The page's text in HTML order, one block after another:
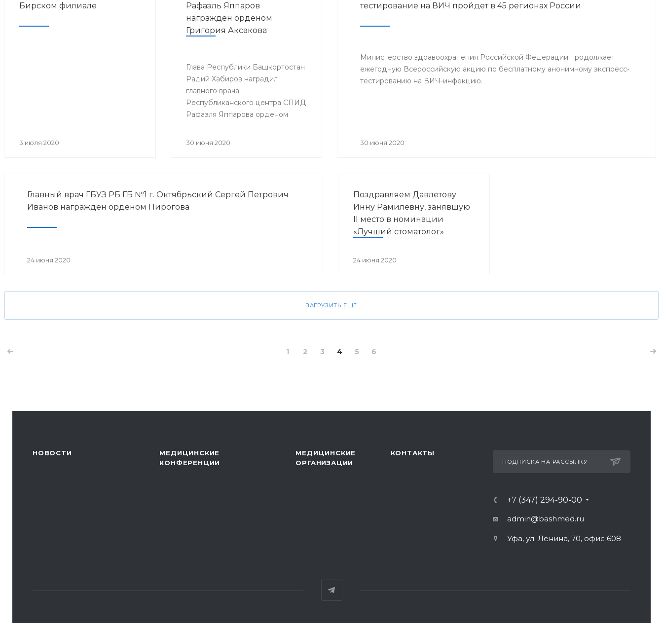
Бирском филиале
3 июля 2020
Рафаэль Яппаров
награжден орденом
Григория Аксакова
Глава Республики Башкортостан
Радий Хабиров наградил
главного врача
Республиканского центра СПИД
Рафаэля Яппарова орденом
30 июня 2020
тестирование на ВИЧ пройдет в 45 регионах России
Министерство здравоохранения Российской Федерации продолжает
ежегодную Всероссийскую акцию по бесплатному анонимному экспресс-
тестированию на ВИЧ-инфекцию.
30 июня 2020
Главный врач ГБУЗ РБ ГБ №1 г. Октябрьский Сергей Петрович
Иванов награжден орденом Пирогова
24 июня 2020
Поздравляем Давлетову
Инну Рамилевну, занявшую
II место в номинации
«Лучший стоматолог»
24 июня 2020
ЗАГРУЗИТЬ ЕЩЕ
1 2 3 4 5 6
НОВОСТИ
МЕДИЦИНСКИЕ
КОНФЕРЕНЦИИ
МЕДИЦИНСКИЕ
ОРГАНИЗАЦИИ
КОНТАКТЫ
ПОДПИСКА НА РАССЫЛКУ
+7 (347) 294-90-00
admin@bashmed.ru
Уфа, ул. Ленина, 70, офис 608